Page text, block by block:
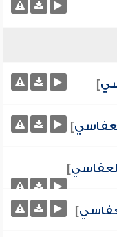
]
]
]
]